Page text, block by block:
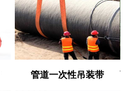
管道一次性吊装带